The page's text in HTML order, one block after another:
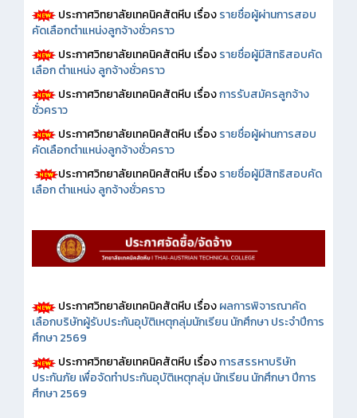
ประกาศวิทยาลัยเทคนิคสัตหีบ เรื่องรายชื่อผู้ผ่านการสอบ
คัดเลือกตำแหน่งลูกจ้างชั่วคราว
ประกาศวิทยาลัยเทคนิคสัตหีบ เรื่องรายชื่อผู้มีสิทธิสอบคัด
เลือก ตำแหน่ง ลูกจ้างชั่วคราว
ประกาศวิทยาลัยเทคนิคสัตหีบ เรื่องการรับสมัครลูกจ้าง
ชั่วคราว
ประกาศวิทยาลัยเทคนิคสัตหีบ เรื่องรายชื่อผู้ผ่านการสอบ
คัดเลือกตำแหน่งลูกจ้างชั่วคราว
ประกาศวิทยาลัยเทคนิคสัตหีบ เรื่องรายชื่อผู้มีสิทธิสอบคัด
เลือก ตำแหน่ง ลูกจ้างชั่วคราว
ประกาศวิทยาลัยเทคนิคสัตหีบ เรื่องผลการพิจารณาคัด
เลือกบริษัทผู้รับประกันอุบัติเหตุกลุ่มนักเรียน นักศึกษา ประจำปีการ
ศึกษา 2569
ประกาศวิทยาลัยเทคนิคสัตหีบ เรื่องการสรรหาบริษัท
ประกันภัย เพื่อจัดทำประกันอุบัติเหตุกลุ่ม นักเรียน นักศึกษา ปีการ
ศึกษา 2569